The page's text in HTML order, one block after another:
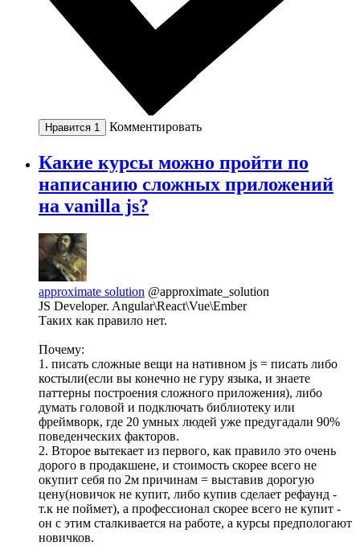
Нравится 1 Комментировать
Какие курсы можно пройти по
написанию сложных приложений
на vanilla js?
approximate solution @approximate_solution
JS Developer. Angular\React\Vue\Ember
Таких как правило нет.
Почему:
1. писать сложные вещи на нативном js = писать либо
костыли(если вы конечно не гуру языка, и знаете
паттерны построения сложного приложения), либо
думать головой и подключать библиотеку или
фреймворк, где 20 умных людей уже предугадали 90%
поведенческих факторов.
2. Второе вытекает из первого, как правило это очень
дорого в продакшене, и стоимость скорее всего не
окупит себя по 2м причинам = выставив дорогую
цену(новичок не купит, либо купив сделает рефаунд -
т.к не поймет), а профессионал скорее всего не купит -
он с этим сталкивается на работе, а курсы предпологают
новичков.